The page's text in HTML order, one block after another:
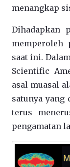
menangkap
Dihadapkan
memperoleh
saat ini.
Scientific
asal muasal
satunya yang
terus
pengamatan